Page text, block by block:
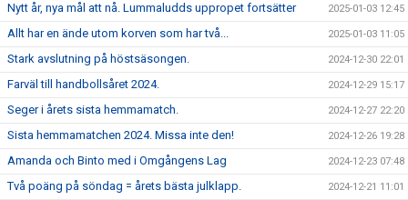
Nytt år, nya mål att nå. Lummaludds uppropet fortsätter 2025-01-03 12:45
Allt har en ände utom korven som har två... 2025-01-03 11:05
Stark avslutning på höstsäsongen. 2024-12-30 22:01
Farväl till handbollsåret 2024. 2024-12-29 15:17
Seger i årets sista hemmamatch. 2024-12-27 22:20
Sista hemmamatchen 2024. Missa inte den! 2024-12-26 19:28
Amanda och Binto med i Omgångens Lag 2024-12-23 07:48
Två poäng på söndag = årets bästa julklapp. 2024-12-21 11:01